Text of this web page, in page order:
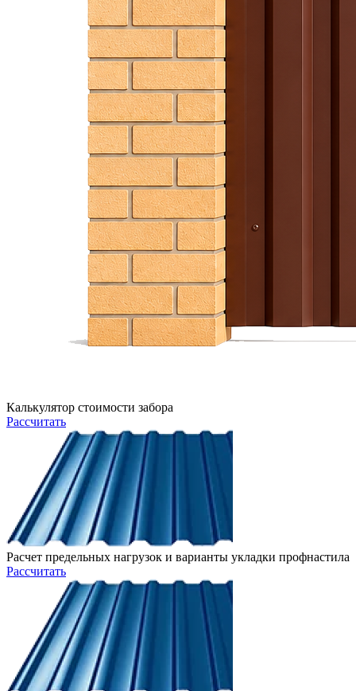
Калькулятор стоимости забора
Рассчитать
Расчет предельных нагрузок и варианты укладки профнастила
Рассчитать